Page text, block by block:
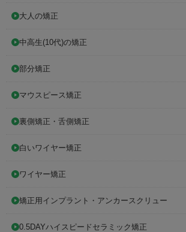
大人の矯正
中高生(10代)の矯正
部分矯正
マウスピース矯正
裏側矯正・舌側矯正
白いワイヤー矯正
ワイヤー矯正
矯正用インプラント・アンカースクリュー
0.5DAYハイスピードセラミック矯正